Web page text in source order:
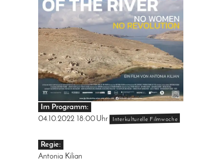
Im Programm:
04.10.2022
18:00Uhr Interkulturelle Filmwoche
Regie:
Antonia Kilian